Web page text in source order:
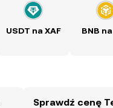
USDT na XAF BNB
Sprawdź cenę